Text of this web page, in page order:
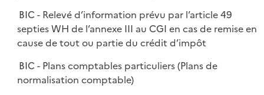
BIC - Relevé d’information prévu par l’article 49
septies WH de l’annexe III au CGI en cas de remise en
cause de tout ou partie du crédit d’impôt
BIC - Plans comptables particuliers (Plans de
normalisation comptable)